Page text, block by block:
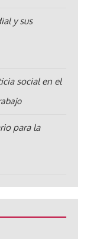
y sus
social en el
para la